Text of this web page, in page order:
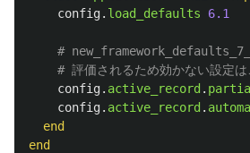
config. load_defaults 6.1
#
# 評価されるため効かない設定は
config. active_record .
config. active_record .
end
end